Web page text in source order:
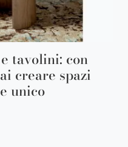
tavolini: con
creare spazi
unico